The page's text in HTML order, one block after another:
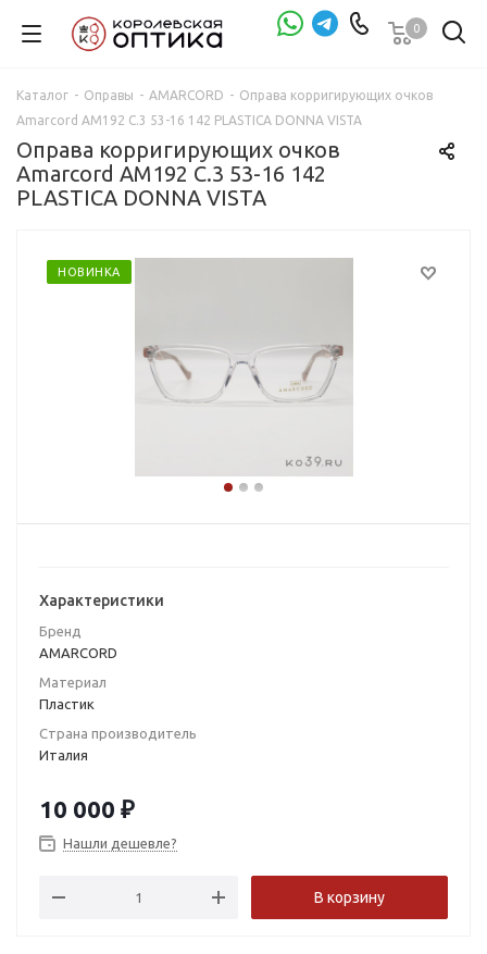
0
Каталог - Оправы - AMARCORD - Оправа корригирующих очков
Amarcord AM192 C.3 53-16 142 PLASTICA DONNA VISTA
Оправа корригирующих очков
Amarcord AM192 C.3 53-16 142
PLASTICA DONNA VISTA
НОВИНКА
Характеристики
Бренд
AMARCORD
Материал
Пластик
Страна производитель
Италия
10 000 ₽
Нашли дешевле?
В корзину